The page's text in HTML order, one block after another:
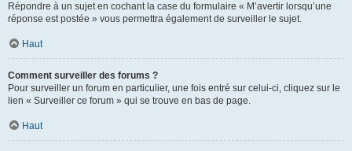
Répondre à un sujet en cochant la case du formulaire « M’avertir lorsqu’une
réponse est postée » vous permettra également de surveiller le sujet.
Haut
Comment surveiller des forums ?
Pour surveiller un forum en particulier, une fois entré sur celui-ci, cliquez sur le
lien « Surveiller ce forum » qui se trouve en bas de page.
Haut